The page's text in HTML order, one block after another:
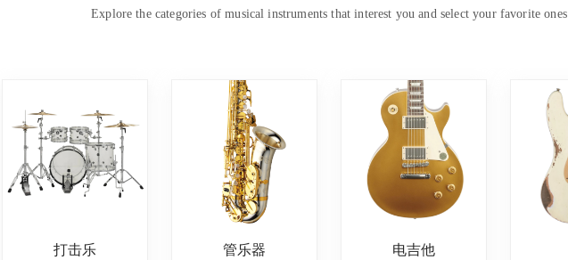
Explore the categories of musical instruments that interest you and select your favorite ones
打击乐 管乐器 电吉他